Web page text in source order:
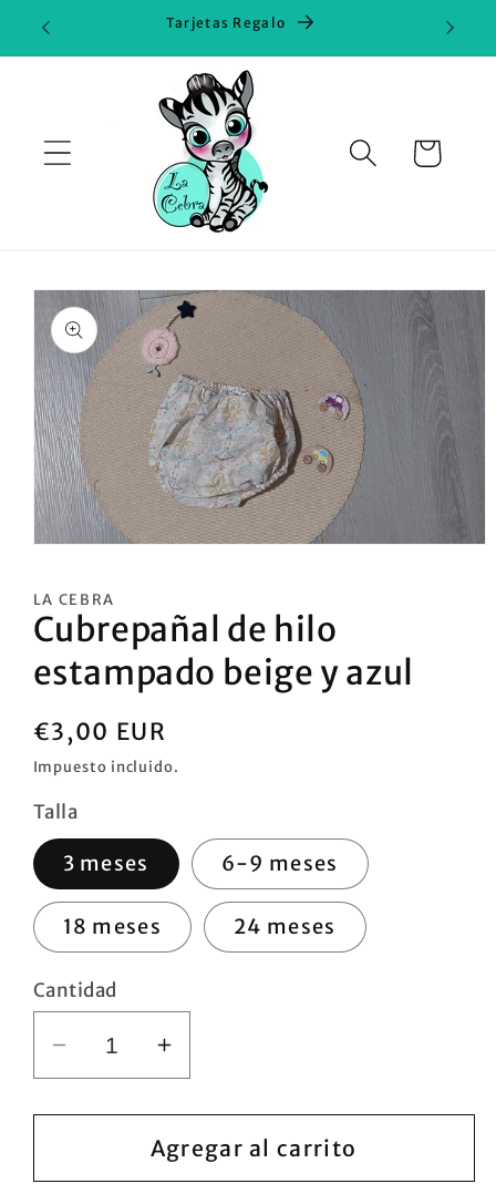
directamente
al contenido
Tarjetas Regalo
Carrito
directamente
a la
información
del producto
1
en
una
modal
LA CEBRA
Cubrepañal de hilo
estampado beige y azul
Precio
habitual
€3,00 EUR
Impuesto incluido.
Talla
3 meses 6-9 meses
18 meses 24 meses
Cantidad
Reducir
cantidad
para
Cubrepañal
de
Aumentar
cantidad
para
Cubrepañal
de
Agregar al carrito